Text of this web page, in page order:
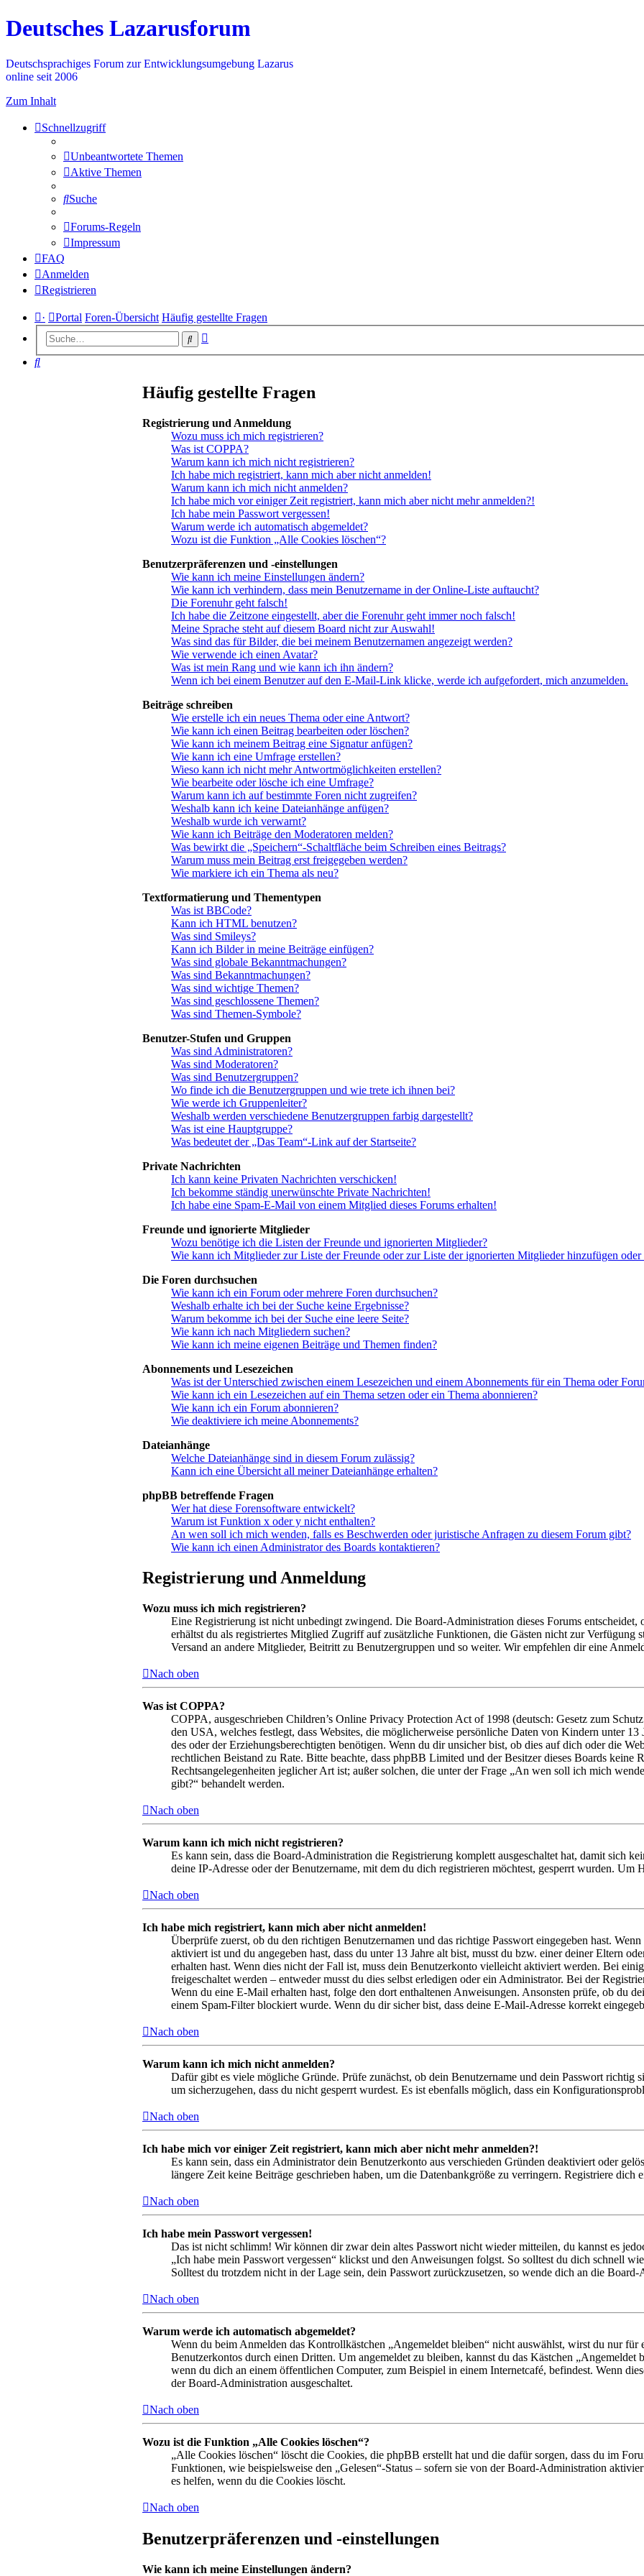
Deutsches Lazarusforum
Deutschsprachiges Forum zur Entwicklungsumgebung Lazarus
online seit 2006
Zum Inhalt
Schnellzugriff
Unbeantwortete Themen
Aktive Themen
Suche
Forums-Regeln
Impressum
FAQ
Anmelden
Registrieren
· Portal Foren-Übersicht Häufig gestellte Fragen
Suche
Suche
Häufig gestellte Fragen
Registrierung und Anmeldung
Wozu muss ich mich registrieren?
Was ist COPPA?
Warum kann ich mich nicht registrieren?
Ich habe mich registriert, kann mich aber nicht anmelden!
Warum kann ich mich nicht anmelden?
Ich habe mich vor einiger Zeit registriert, kann mich aber nicht mehr anmelden?!
Ich habe mein Passwort vergessen!
Warum werde ich automatisch abgemeldet?
Wozu ist die Funktion „Alle Cookies löschen“?
Benutzerpräferenzen und -einstellungen
Wie kann ich meine Einstellungen ändern?
Wie kann ich verhindern, dass mein Benutzername in der Online-Liste auftaucht?
Die Forenuhr geht falsch!
Ich habe die Zeitzone eingestellt, aber die Forenuhr geht immer noch falsch!
Meine Sprache steht auf diesem Board nicht zur Auswahl!
Was sind das für Bilder, die bei meinem Benutzernamen angezeigt werden?
Wie verwende ich einen Avatar?
Was ist mein Rang und wie kann ich ihn ändern?
Wenn ich bei einem Benutzer auf den E-Mail-Link klicke, werde ich aufgefordert, mich anzumelden.
Beiträge schreiben
Wie erstelle ich ein neues Thema oder eine Antwort?
Wie kann ich einen Beitrag bearbeiten oder löschen?
Wie kann ich meinem Beitrag eine Signatur anfügen?
Wie kann ich eine Umfrage erstellen?
Wieso kann ich nicht mehr Antwortmöglichkeiten erstellen?
Wie bearbeite oder lösche ich eine Umfrage?
Warum kann ich auf bestimmte Foren nicht zugreifen?
Weshalb kann ich keine Dateianhänge anfügen?
Weshalb wurde ich verwarnt?
Wie kann ich Beiträge den Moderatoren melden?
Was bewirkt die „Speichern“-Schaltfläche beim Schreiben eines Beitrags?
Warum muss mein Beitrag erst freigegeben werden?
Wie markiere ich ein Thema als neu?
Textformatierung und Thementypen
Was ist BBCode?
Kann ich HTML benutzen?
Was sind Smileys?
Kann ich Bilder in meine Beiträge einfügen?
Was sind globale Bekanntmachungen?
Was sind Bekanntmachungen?
Was sind wichtige Themen?
Was sind geschlossene Themen?
Was sind Themen-Symbole?
Benutzer-Stufen und Gruppen
Was sind Administratoren?
Was sind Moderatoren?
Was sind Benutzergruppen?
Wo finde ich die Benutzergruppen und wie trete ich ihnen bei?
Wie werde ich Gruppenleiter?
Weshalb werden verschiedene Benutzergruppen farbig dargestellt?
Was ist eine Hauptgruppe?
Was bedeutet der „Das Team“-Link auf der Startseite?
Private Nachrichten
Ich kann keine Privaten Nachrichten verschicken!
Ich bekomme ständig unerwünschte Private Nachrichten!
Ich habe eine Spam-E-Mail von einem Mitglied dieses Forums erhalten!
Freunde und ignorierte Mitglieder
Wozu benötige ich die Listen der Freunde und ignorierten Mitglieder?
Wie kann ich Mitglieder zur Liste der Freunde oder zur Liste der ignorierten Mitglieder hinzufügen oder
Die Foren durchsuchen
Wie kann ich ein Forum oder mehrere Foren durchsuchen?
Weshalb erhalte ich bei der Suche keine Ergebnisse?
Warum bekomme ich bei der Suche eine leere Seite?
Wie kann ich nach Mitgliedern suchen?
Wie kann ich meine eigenen Beiträge und Themen finden?
Abonnements und Lesezeichen
Was ist der Unterschied zwischen einem Lesezeichen und einem Abonnements für ein Thema oder
Wie kann ich ein Lesezeichen auf ein Thema setzen oder ein Thema abonnieren?
Wie kann ich ein Forum abonnieren?
Wie deaktiviere ich meine Abonnements?
Dateianhänge
Welche Dateianhänge sind in diesem Forum zulässig?
Kann ich eine Übersicht all meiner Dateianhänge erhalten?
phpBB betreffende Fragen
Wer hat diese Forensoftware entwickelt?
Warum ist Funktion x oder y nicht enthalten?
An wen soll ich mich wenden, falls es Beschwerden oder juristische Anfragen zu diesem Forum gibt?
Wie kann ich einen Administrator des Boards kontaktieren?
Registrierung und Anmeldung
Wozu muss ich mich registrieren?
Eine Registrierung ist nicht unbedingt zwingend. Die Board-Administration dieses Forums
erhältst du als registriertes Mitglied Zugriff auf zusätzliche Funktionen, die Gästen nicht zur
Versand an andere Mitglieder, Beitritt zu Benutzergruppen und so weiter. Wir empfehlen dir eine
Nach oben
Was ist COPPA?
COPPA, ausgeschrieben Children’s Online Privacy Protection Act of 1998 (deutsch: Gesetz zum
den USA, welches festlegt, dass Websites, die möglicherweise persönliche Daten von Kindern unter
des oder der Erziehungsberechtigten benötigen. Wenn du dir unsicher bist, ob dies auf dich oder die
rechtlichen Beistand zu Rate. Bitte beachte, dass phpBB Limited und der Besitzer dieses Boards keine
Rechtsangelegenheiten jeglicher Art ist; außer solchen, die unter der Frage „An wen soll ich mich
gibt?“ behandelt werden.
Nach oben
Warum kann ich mich nicht registrieren?
Es kann sein, dass die Board-Administration die Registrierung komplett ausgeschaltet hat, damit sich
deine IP-Adresse oder der Benutzername, mit dem du dich registrieren möchtest, gesperrt wurden.
Nach oben
Ich habe mich registriert, kann mich aber nicht anmelden!
Überprüfe zuerst, ob du den richtigen Benutzernamen und das richtige Passwort eingegeben hast.
aktiviert ist und du angegeben hast, dass du unter 13 Jahre alt bist, musst du bzw. einer deiner Eltern
erhalten hast. Wenn dies nicht der Fall ist, muss dein Benutzerkonto vielleicht aktiviert werden. Bei
freigeschaltet werden – entweder musst du dies selbst erledigen oder ein Administrator. Bei der
Wenn du eine E-Mail erhalten hast, folge den dort enthaltenen Anweisungen. Ansonsten prüfe, ob du
einem Spam-Filter blockiert wurde. Wenn du dir sicher bist, dass deine E-Mail-Adresse korrekt
Nach oben
Warum kann ich mich nicht anmelden?
Dafür gibt es viele mögliche Gründe. Prüfe zunächst, ob dein Benutzername und dein Passwort
um sicherzugehen, dass du nicht gesperrt wurdest. Es ist ebenfalls möglich, dass ein
Nach oben
Ich habe mich vor einiger Zeit registriert, kann mich aber nicht mehr anmelden?!
Es kann sein, dass ein Administrator dein Benutzerkonto aus verschieden Gründen deaktiviert oder
längere Zeit keine Beiträge geschrieben haben, um die Datenbankgröße zu verringern. Registriere
Nach oben
Ich habe mein Passwort vergessen!
Das ist nicht schlimm! Wir können dir zwar dein altes Passwort nicht wieder mitteilen, du kannst es
„Ich habe mein Passwort vergessen“ klickst und den Anweisungen folgst. So solltest du dich schnell
Solltest du trotzdem nicht in der Lage sein, dein Passwort zurückzusetzen, so wende dich an die
Nach oben
Warum werde ich automatisch abgemeldet?
Wenn du beim Anmelden das Kontrollkästchen „Angemeldet bleiben“ nicht auswählst, wirst du nur
Benutzerkontos durch einen Dritten. Um angemeldet zu bleiben, kannst du das Kästchen
wenn du dich an einem öffentlichen Computer, zum Beispiel in einem Internetcafé, befindest. Wenn
der Board-Administration ausgeschaltet.
Nach oben
Wozu ist die Funktion „Alle Cookies löschen“?
„Alle Cookies löschen“ löscht die Cookies, die phpBB erstellt hat und die dafür sorgen, dass du im
Funktionen, wie beispielsweise den „Gelesen“-Status – sofern sie von der Board-Administration
es helfen, wenn du die Cookies löscht.
Nach oben
Benutzerpräferenzen und -einstellungen
Wie kann ich meine Einstellungen ändern?